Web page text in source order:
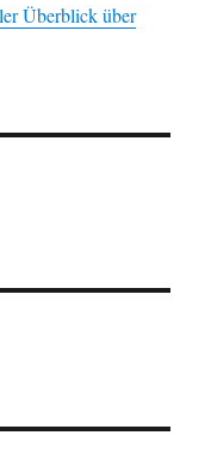
Überblick über